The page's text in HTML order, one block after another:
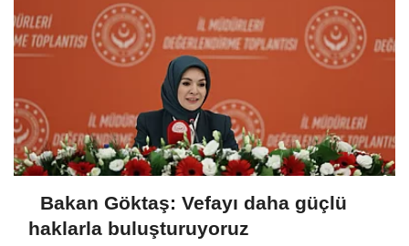
Bakan Göktaş: Vefayı daha güçlü
haklarla buluşturuyoruz